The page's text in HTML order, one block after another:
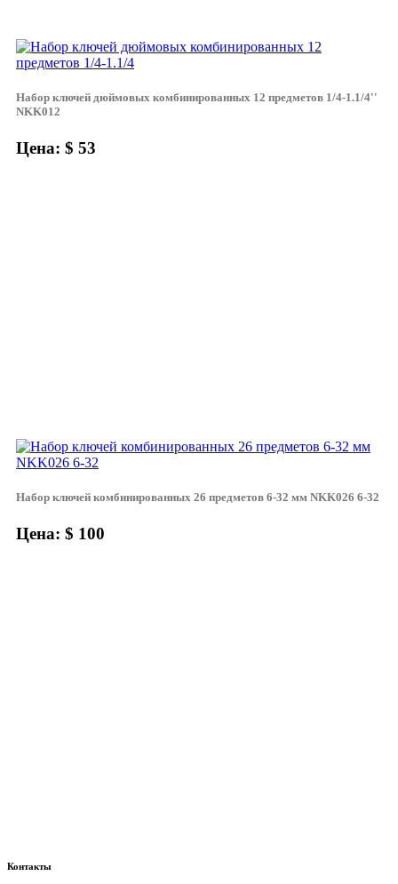
Набор ключей дюймовых комбинированных 12 предметов 1/4-1.1/4''
NKK012
Цена: $ 53
Набор ключей комбинированных 26 предметов 6-32 мм NKK026 6-32
Цена: $ 100
Контакты